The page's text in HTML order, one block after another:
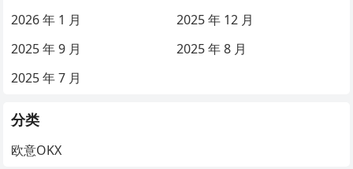
2026 年 1 月
2025 年 12 月
2025 年 9 月
2025 年 8 月
2025 年 7 月
分类
欧意OKX